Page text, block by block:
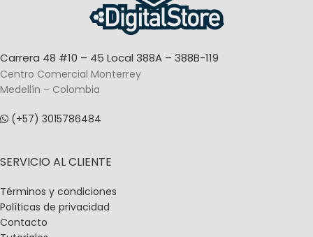
Carrera 48 #10 – 45 Local 388A – 388B-119
Centro Comercial Monterrey
Medellín – Colombia
(+57) 3015786484
SERVICIO AL CLIENTE
Términos y condiciones
Políticas de privacidad
Contacto